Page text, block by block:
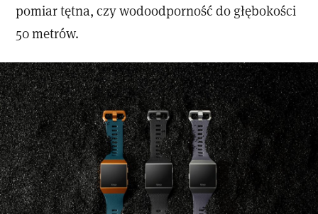
pomiar tętna, czy wodoodporność do głębokości
50 metrów.